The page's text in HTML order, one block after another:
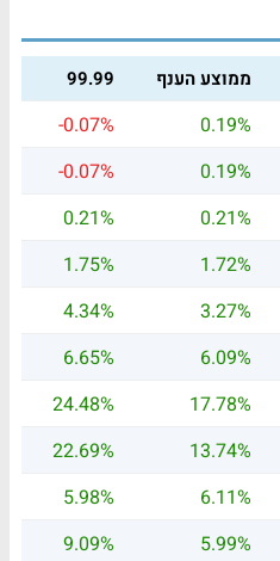
ממוצע הענף 99.99
0.19%
-0.07%
0.19%
-0.07%
0.21%
0.21%
1.72%
1.75%
3.27%
4.34%
6.09%
6.65%
17.78%
24.48%
13.74%
22.69%
6.11%
5.98%
5.99%
9.09%